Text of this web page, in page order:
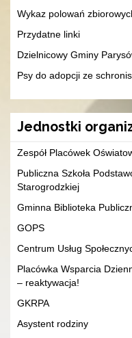
Wykaz polowań
Przydatne linki
Dzielnicowy Gminy
Psy do adopcji ze
Jednostki
Zespół Placówek
Publiczna Szkoła
Starogrodzkiej
Gminna Biblioteka
GOPS
Centrum Usług
Placówka Wsparcia
– reaktywacja!
GKRPA
Asystent rodziny